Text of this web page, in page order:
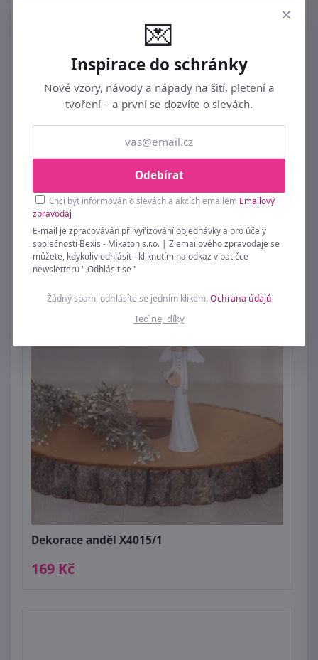
Dekorace anděl X5371 - 7 × 5,2 × 11,7 cm
119 Kč
Dekorace anděl X4015/1
169 Kč
×
💌
Inspirace do schránky
Nové vzory, návody a nápady na šití, pletení a
tvoření – a první se dozvíte o slevách.
Odebírat
Chci být informován o slevách a akcích emailem Emailový
zpravodaj
E-mail je zpracováván při vyřizování objednávky a pro účely
společnosti Bexis - Mikaton s.r.o. | Z emailového zpravodaje se
můžete, kdykoliv odhlásit - kliknutím na odkaz v patičce
newsletteru " Odhlásit se "
Žádný spam, odhlásíte se jedním klikem.Ochrana údajů
Teď ne, díky